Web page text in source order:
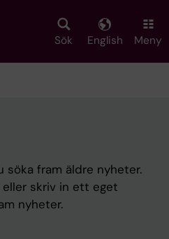
Sök English Meny
söka fram äldre nyheter.
skriv in ett eget
nyheter.